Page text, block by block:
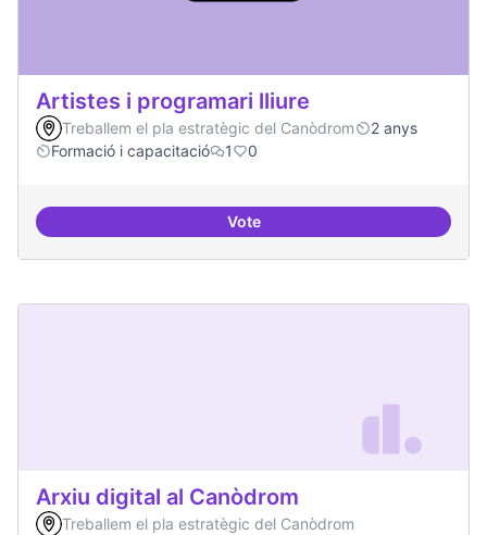
Artistes i programari lliure
Treballem el pla estratègic del Canòdrom
2 anys
Formació i capacitació
1 0
VoteArtistes i programari lliure
Arxiu digital al Canòdrom
Treballem el pla estratègic del Canòdrom